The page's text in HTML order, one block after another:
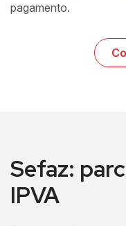
pagamento.
Sefaz:
IPVA